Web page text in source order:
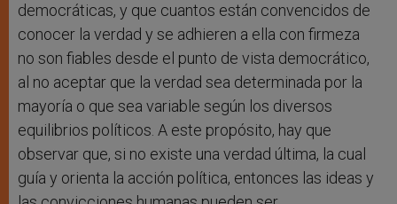
democráticas, y que cuantos están convencidos de
conocer la verdad y se adhieren a ella con firmeza
no son fiables desde el punto de vista democrático,
al no aceptar que la verdad sea determinada por la
mayoría o que sea variable según los diversos
equilibrios políticos. A este propósito, hay que
observar que, si no existe una verdad última, la cual
guía y orienta la acción política, entonces las ideas y